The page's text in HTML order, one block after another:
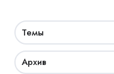
Темы
Архив